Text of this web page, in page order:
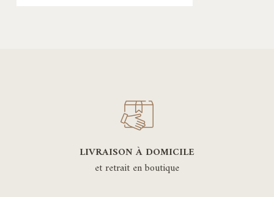
LIVRAISON À DOMICILE
et retrait en boutique